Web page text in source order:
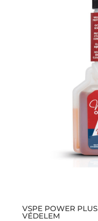
VSPE POWER
VÉDELEM